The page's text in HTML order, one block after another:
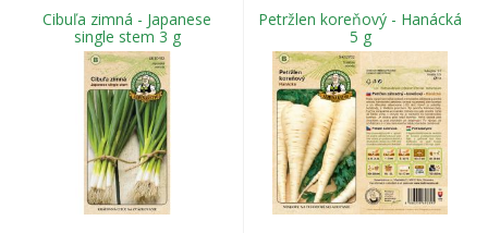
Cibuľa zimná - Japanese
single stem 3 g
Petržlen koreňový - Hanácká
5 g